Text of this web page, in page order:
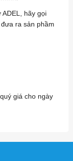
hãy gọi
ra sản phầm
giá cho ngày